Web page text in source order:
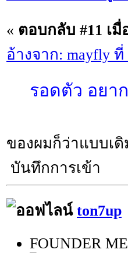
« ตอบกลับ #11 เมื่
อ้างจาก: mayfly ที่
รอดตัว อยา
ของผมก็ว่าแบบเ
บันทึกการเข้า
ton7up
FOUNDER